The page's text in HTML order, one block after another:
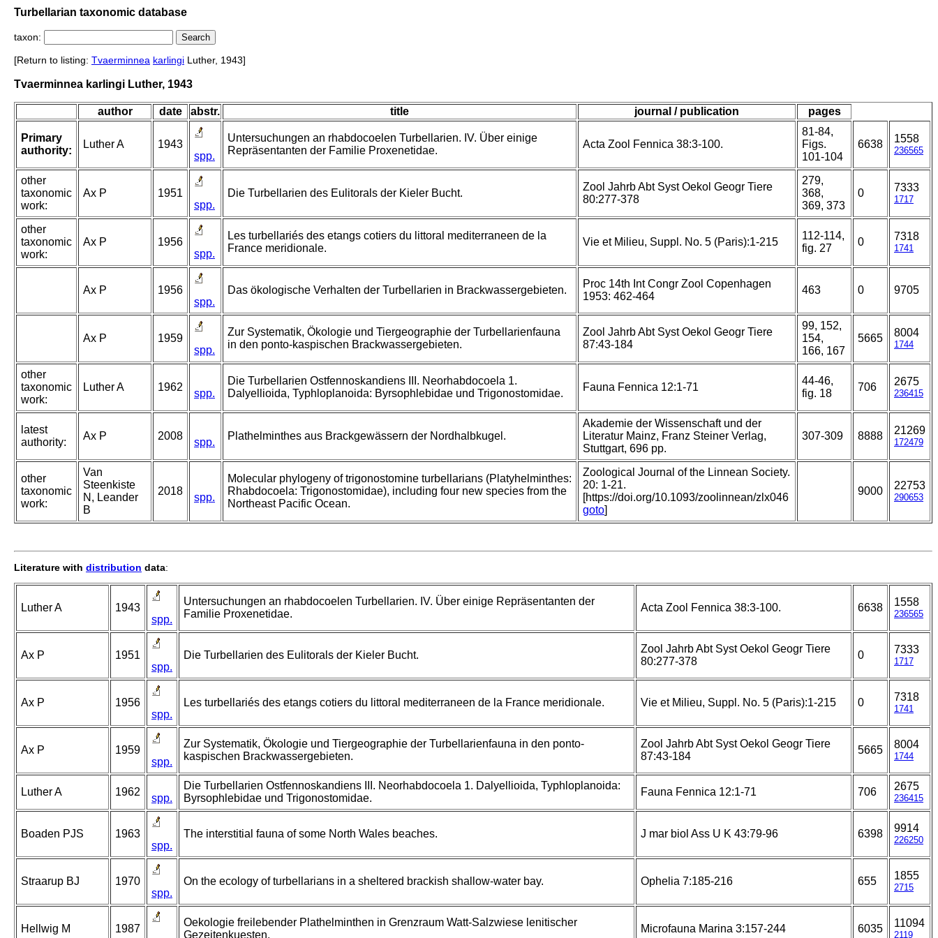
Turbellarian taxonomic database
taxon:
[Return to listing: Tvaerminnea karlingi Luther, 1943]
Tvaerminnea karlingi Luther, 1943
author date abstr. title journal / publication pages
Primary
authority:
Luther A
1943
spp.
Untersuchungen an rhabdocoelen Turbellarien. IV. Über einige
Repräsentanten der Familie Proxenetidae.
Acta Zool Fennica 38:3-100.
81-84,
Figs.
101-104
6638 1558
236565
other
taxonomic
work:
Ax P
1951
spp.
Die Turbellarien des Eulitorals der Kieler Bucht.
Zool Jahrb Abt Syst Oekol Geogr Tiere
80:277-378
279,
368,
369, 373
0 7333
1717
other
taxonomic
work:
Ax P
1956
spp.
Les turbellariés des etangs cotiers du littoral mediterraneen de la
France meridionale.
Vie et Milieu, Suppl. No. 5 (Paris):1-215
112-114,
fig. 27
0 7318
1741
Ax P
1956
spp.
Das ökologische Verhalten der Turbellarien in Brackwassergebieten.
Proc 14th Int Congr Zool Copenhagen
1953: 462-464
463 0 9705
Ax P
1959
spp.
Zur Systematik, Ökologie und Tiergeographie der Turbellarienfauna
in den ponto-kaspischen Brackwassergebieten.
Zool Jahrb Abt Syst Oekol Geogr Tiere
87:43-184
99, 152,
154,
166, 167
5665 8004
1744
other
taxonomic
work:
Luther A 1962
spp.
Die Turbellarien Ostfennoskandiens III. Neorhabdocoela 1.
Dalyellioida, Typhloplanoida: Byrsophlebidae und Trigonostomidae.
Fauna Fennica 12:1-71
44-46,
fig. 18
706 2675
236415
latest
authority:
Ax P 2008
spp.
Plathelminthes aus Brackgewässern der Nordhalbkugel.
Akademie der Wissenschaft und der
Literatur Mainz, Franz Steiner Verlag,
Stuttgart, 696 pp.
307-309 8888 21269
172479
other
taxonomic
work:
Van
Steenkiste
N, Leander
B
2018
spp.
Molecular phylogeny of trigonostomine turbellarians (Platyhelminthes:
Rhabdocoela: Trigonostomidae), including four new species from the
Northeast Pacific Ocean.
Zoological Journal of the Linnean Society.
20: 1-21.
[https://doi.org/10.1093/zoolinnean/zlx046
goto]
9000 22753
290653
Literature with distribution data:
Luther A
1943
spp.
Untersuchungen an rhabdocoelen Turbellarien. IV. Über einige Repräsentanten der
Familie Proxenetidae.
Acta Zool Fennica 38:3-100. 6638 1558
236565
Ax P
1951
spp.
Die Turbellarien des Eulitorals der Kieler Bucht.
Zool Jahrb Abt Syst Oekol Geogr Tiere
80:277-378
0 7333
1717
Ax P
1956
spp.
Les turbellariés des etangs cotiers du littoral mediterraneen de la France meridionale. Vie et Milieu, Suppl. No. 5 (Paris):1-215 0 7318
1741
Ax P
1959
spp.
Zur Systematik, Ökologie und Tiergeographie der Turbellarienfauna in den ponto-
kaspischen Brackwassergebieten.
Zool Jahrb Abt Syst Oekol Geogr Tiere
87:43-184
5665 8004
1744
Luther A 1962
spp.
Die Turbellarien Ostfennoskandiens III. Neorhabdocoela 1. Dalyellioida, Typhloplanoida:
Byrsophlebidae und Trigonostomidae.
Fauna Fennica 12:1-71 706 2675
236415
Boaden PJS
1963
spp.
The interstitial fauna of some North Wales beaches. J mar biol Ass U K 43:79-96 6398 9914
226250
Straarup BJ
1970
spp.
On the ecology of turbellarians in a sheltered brackish shallow-water bay. Ophelia 7:185-216 655 1855
2715
Hellwig M
1987
Oekologie freilebender Plathelminthen in Grenzraum Watt-Salzwiese lenitischer
Gezeitenkuesten.
Microfauna Marina 3:157-244 6035 11094
2119